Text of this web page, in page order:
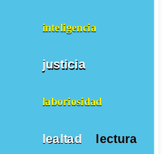
inteligencia
justicia
laboriosidad
lealtad lectura